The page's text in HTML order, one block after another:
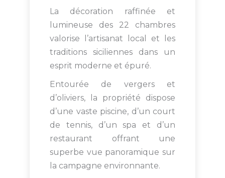
La décoration raffinée et
lumineuse des 22 chambres
valorise l’artisanat local et les
traditions siciliennes dans un
esprit moderne et épuré.
Entourée de vergers et
d’oliviers, la propriété dispose
d’une vaste piscine, d’un court
de tennis, d’un spa et d’un
restaurant offrant une
superbe vue panoramique sur
la campagne environnante.